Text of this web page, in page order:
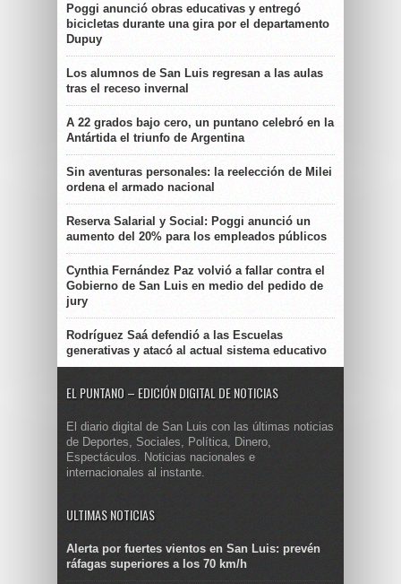
Poggi anunció obras educativas y entregó
bicicletas durante una gira por el departamento
Dupuy
Los alumnos de San Luis regresan a las aulas
tras el receso invernal
A 22 grados bajo cero, un puntano celebró en la
Antártida el triunfo de Argentina
Sin aventuras personales: la reelección de Milei
ordena el armado nacional
Reserva Salarial y Social: Poggi anunció un
aumento del 20% para los empleados públicos
Cynthia Fernández Paz volvió a fallar contra el
Gobierno de San Luis en medio del pedido de
jury
Rodríguez Saá defendió a las Escuelas
generativas y atacó al actual sistema educativo
EL PUNTANO – EDICIÓN DIGITAL DE NOTICIAS
El diario digital de San Luis con las últimas noticias
de Deportes, Sociales, Política, Dinero,
Espectáculos. Noticias nacionales e
internacionales al instante.
ULTIMAS NOTICIAS
Alerta por fuertes vientos en San Luis: prevén
ráfagas superiores a los 70 km/h